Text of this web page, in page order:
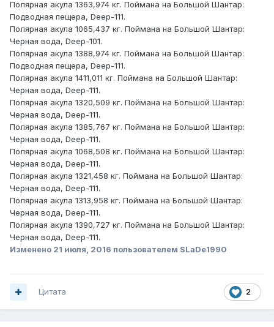
Полярная акула 1363,974 кг. Поймана на Большой Шантар:
Подводная пещера, Deep-111.
Полярная акула 1065,437 кг. Поймана на Большой Шантар:
Черная вода, Deep-101.
Полярная акула 1388,974 кг. Поймана на Большой Шантар:
Подводная пещера, Deep-111.
Полярная акула 1411,011 кг. Поймана на Большой Шантар:
Черная вода, Deep-111.
Полярная акула 1320,509 кг. Поймана на Большой Шантар:
Черная вода, Deep-111.
Полярная акула 1385,767 кг. Поймана на Большой Шантар:
Черная вода, Deep-111.
Полярная акула 1068,508 кг. Поймана на Большой Шантар:
Черная вода, Deep-111.
Полярная акула 1321,458 кг. Поймана на Большой Шантар:
Черная вода, Deep-111.
Полярная акула 1313,958 кг. Поймана на Большой Шантар:
Черная вода, Deep-111.
Полярная акула 1390,727 кг. Поймана на Большой Шантар:
Черная вода, Deep-111.
Изменено 21 июля, 2016 пользователем SLaDe1990
2
Цитата